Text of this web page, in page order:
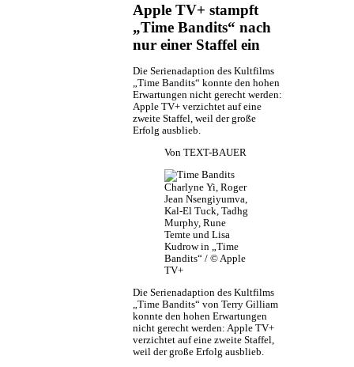
Apple TV+ stampft
„Time Bandits“ nach
nur einer Staffel ein
Die Serienadaption des Kultfilms
„Time Bandits“ konnte den hohen
Erwartungen nicht gerecht werden:
Apple TV+ verzichtet auf eine
zweite Staffel, weil der große
Erfolg ausblieb.
Von TEXT-BAUER
Charlyne Yi, Roger
Jean Nsengiyumva,
Kal-El Tuck, Tadhg
Murphy, Rune
Temte und Lisa
Kudrow in „Time
Bandits“ / © Apple
TV+
Die Serienadaption des Kultfilms
„Time Bandits“ von Terry Gilliam
konnte den hohen Erwartungen
nicht gerecht werden: Apple TV+
verzichtet auf eine zweite Staffel,
weil der große Erfolg ausblieb.